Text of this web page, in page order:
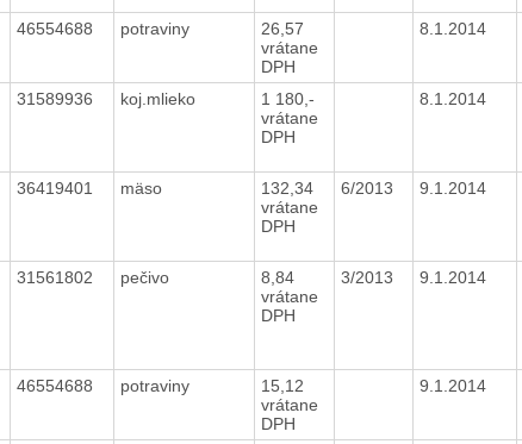
46554688 potraviny
26,57
vrátane
DPH
8.1.2014
31589936 koj.mlieko
1 180,-
vrátane
DPH
8.1.2014
36419401 mäso
132,34
vrátane
DPH
6/2013 9.1.2014
31561802 pečivo
8,84
vrátane
DPH
3/2013 9.1.2014
46554688 potraviny
15,12
vrátane
DPH
9.1.2014